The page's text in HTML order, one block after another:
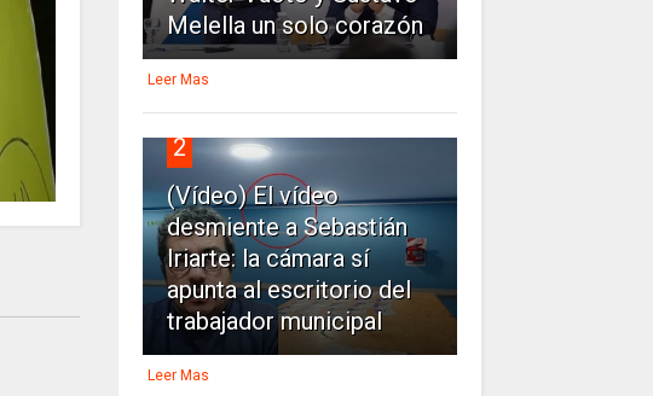
Melella un solo corazón
Leer Mas
2
(Vídeo) El vídeo
desmiente a Sebastián
Iriarte: la cámara sí
apunta al escritorio del
trabajador municipal
Leer Mas